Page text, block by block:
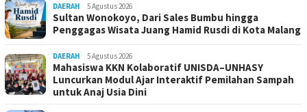
DAERAH 5 Agustus 2026
Sultan Wonokoyo, Dari Sales Bumbu hingga
Penggagas Wisata Juang Hamid Rusdi di Kota Malang
DAERAH 5 Agustus 2026
Mahasiswa KKN Kolaboratif UNISDA–UNHASY
Luncurkan Modul Ajar Interaktif Pemilahan Sampah
untuk Anaj Usia Dini